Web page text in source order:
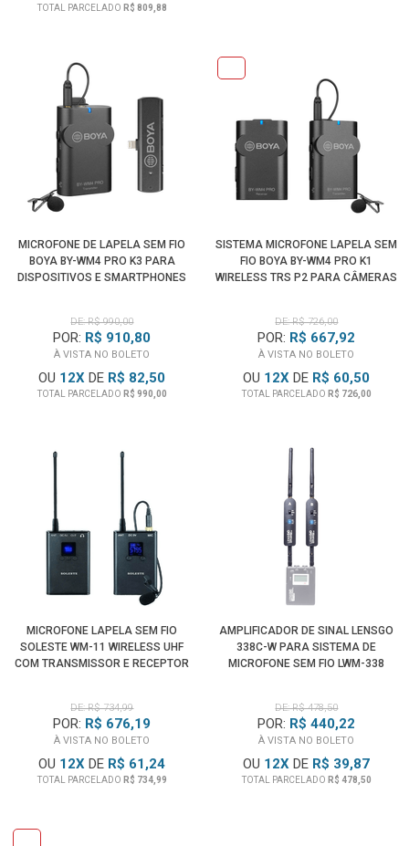
TOTAL PARCELADO R$ 809,88
MICROFONE DE LAPELA SEM FIO
BOYA BY-WM4 PRO K3 PARA
DISPOSITIVOS E SMARTPHONES
DE: R$ 990,00
POR: R$ 910,80
À VISTA NO BOLETO
OU 12X DE R$ 82,50
TOTAL PARCELADO R$ 990,00
SISTEMA MICROFONE LAPELA SEM
FIO BOYA BY-WM4 PRO K1
WIRELESS TRS P2 PARA CÂMERAS
DE: R$ 726,00
POR: R$ 667,92
À VISTA NO BOLETO
OU 12X DE R$ 60,50
TOTAL PARCELADO R$ 726,00
MICROFONE LAPELA SEM FIO
SOLESTE WM-11 WIRELESS UHF
COM TRANSMISSOR E RECEPTOR
DE: R$ 734,99
POR: R$ 676,19
À VISTA NO BOLETO
OU 12X DE R$ 61,24
TOTAL PARCELADO R$ 734,99
AMPLIFICADOR DE SINAL LENSGO
338C-W PARA SISTEMA DE
MICROFONE SEM FIO LWM-338
DE: R$ 478,50
POR: R$ 440,22
À VISTA NO BOLETO
OU 12X DE R$ 39,87
TOTAL PARCELADO R$ 478,50